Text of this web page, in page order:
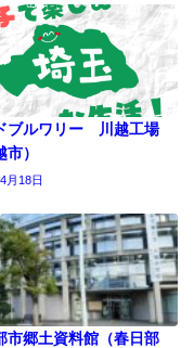
ブルワリー 川越工場
市）
月18日
市郷土資料館（春日部